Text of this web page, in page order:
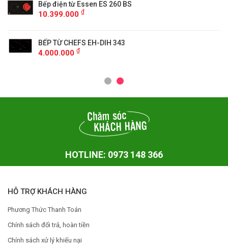
Bếp điện từ Essen ES 260 BS
10.399.000 ₫
BẾP TỪ CHEFS EH-DIH 343
4.000.000 ₫
HOTLINE: 0973 148 366
HỖ TRỢ KHÁCH HÀNG
Phương Thức Thanh Toán
Chính sách đổi trả, hoàn tiền
Chính sách xử lý khiếu nại